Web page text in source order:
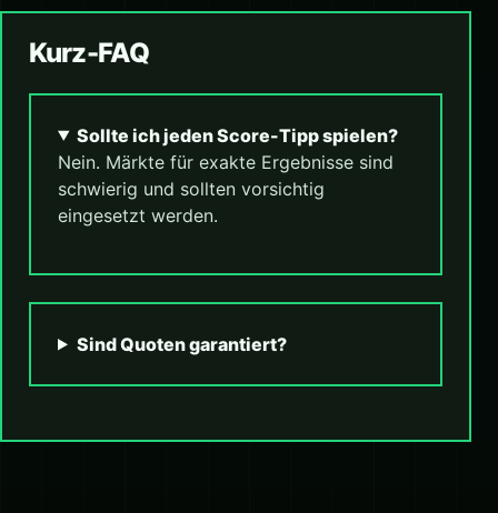
Kurz-FAQ
Sollte ich jeden Score-Tipp spielen?
Nein. Märkte für exakte Ergebnisse sind
schwierig und sollten vorsichtig
eingesetzt werden.
Sind Quoten garantiert?